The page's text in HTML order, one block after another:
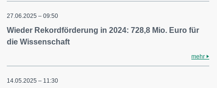
27.06.2025 – 09:50
Wieder Rekordförderung in 2024: 728,8 Mio. Euro für
die Wissenschaft
mehr
14.05.2025 – 11:30